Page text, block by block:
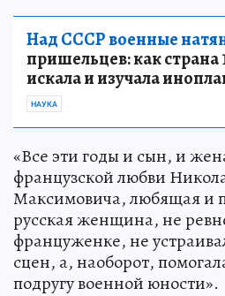
Над СССР военные
пришельцев: как страна
искала и изучала
НАУКА
«Все эти годы и сын, и
французской любви
Максимовича, любящая и
русская женщина, не
француженке, не
сцен, а, наоборот,
подругу военной юности».